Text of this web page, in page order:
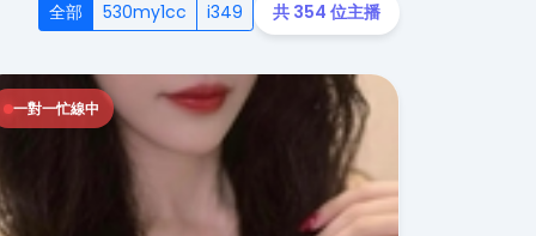
全部 530my1cc i349 共 354 位主播
一對一忙線中